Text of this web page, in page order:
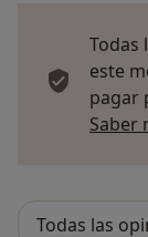
Todas
este
pagar
Saber